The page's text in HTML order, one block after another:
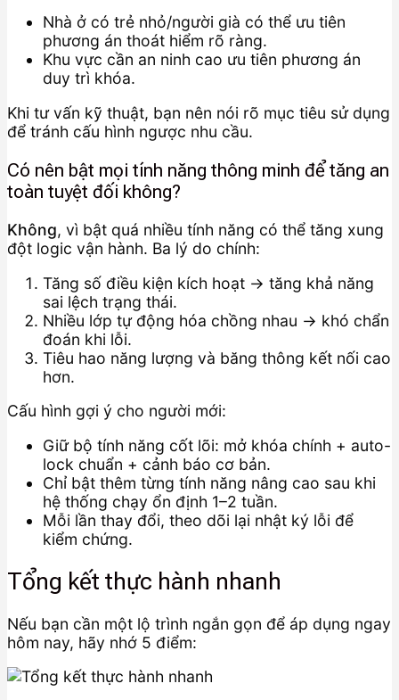
Nhà ở có trẻ nhỏ/người già có thể ưu tiên
phương án thoát hiểm rõ ràng.
Khu vực cần an ninh cao ưu tiên phương án
duy trì khóa.
Khi tư vấn kỹ thuật, bạn nên nói rõ mục tiêu sử dụng
để tránh cấu hình ngược nhu cầu.
Có nên bật mọi tính năng thông minh để tăng an
toàn tuyệt đối không?
Không, vì bật quá nhiều tính năng có thể tăng xung
đột logic vận hành. Ba lý do chính:
Tăng số điều kiện kích hoạt → tăng khả năng
sai lệch trạng thái.
Nhiều lớp tự động hóa chồng nhau → khó chẩn
đoán khi lỗi.
Tiêu hao năng lượng và băng thông kết nối cao
hơn.
Cấu hình gợi ý cho người mới:
Giữ bộ tính năng cốt lõi: mở khóa chính + auto-
lock chuẩn + cảnh báo cơ bản.
Chỉ bật thêm từng tính năng nâng cao sau khi
hệ thống chạy ổn định 1–2 tuần.
Mỗi lần thay đổi, theo dõi lại nhật ký lỗi để
kiểm chứng.
Tổng kết thực hành nhanh
Nếu bạn cần một lộ trình ngắn gọn để áp dụng ngay
hôm nay, hãy nhớ 5 điểm: